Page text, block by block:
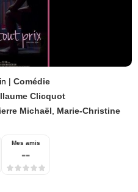
| Comédie
Clicquot
Michaël
Marie-Christine
Mes amis
--